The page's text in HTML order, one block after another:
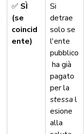
✅ SÌ
(se
coincid
ente)
Si
detrae
solo se
l'ente
pubblico
ha già
pagato
per la
stessa l
esione
alla